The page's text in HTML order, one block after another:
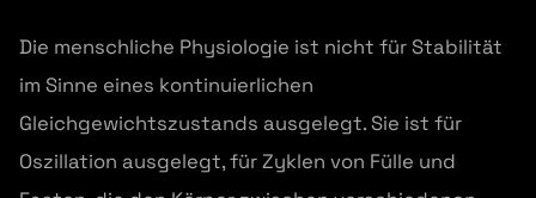
Die menschliche Physiologie ist nicht für Stabilität
im Sinne eines kontinuierlichen
Gleichgewichtszustands ausgelegt. Sie ist für
Oszillation ausgelegt, für Zyklen von Fülle und